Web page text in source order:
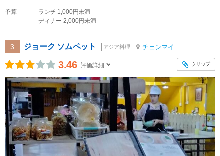
予算
ランチ 1,000円未満
ディナー 2,000円未満
3 ジョーク ソムペット アジア料理 チェンマイ
3.46 評価詳細 クリップ